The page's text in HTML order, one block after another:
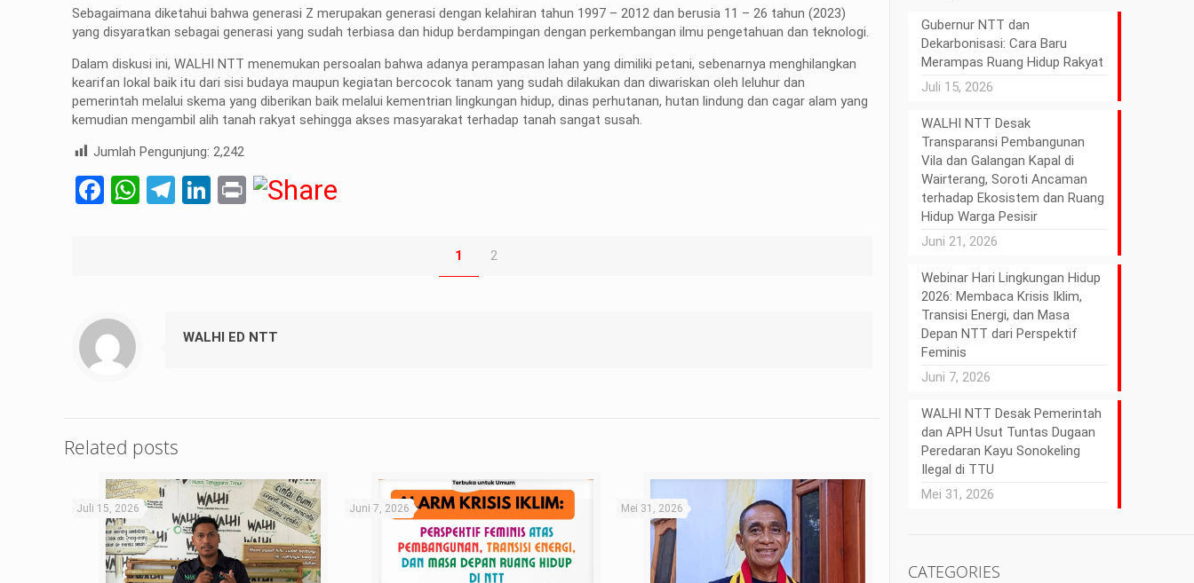
Sebagaimana diketahui bahwa generasi Z merupakan generasi dengan kelahiran tahun 1997 – 2012 dan berusia 11 – 26 tahun (2023)
yang disyaratkan sebagai generasi yang sudah terbiasa dan hidup berdampingan dengan perkembangan ilmu pengetahuan dan teknologi.
Dalam diskusi ini, WALHI NTT menemukan persoalan bahwa adanya perampasan lahan yang dimiliki petani, sebenarnya menghilangkan
kearifan lokal baik itu dari sisi budaya maupun kegiatan bercocok tanam yang sudah dilakukan dan diwariskan oleh leluhur dan
pemerintah melalui skema yang diberikan baik melalui kementrian lingkungan hidup, dinas perhutanan, hutan lindung dan cagar alam yang
kemudian mengambil alih tanah rakyat sehingga akses masyarakat terhadap tanah sangat susah.
Jumlah Pengunjung: 2,242
Facebook
WhatsApp
Telegram
LinkedIn
Print
1 2
WALHI ED NTT
Related posts
Juli 15, 2026 Juni 7, 2026 Mei 31, 2026
Gubernur NTT dan
Dekarbonisasi: Cara Baru
Merampas Ruang Hidup Rakyat
Juli 15, 2026
WALHI NTT Desak
Transparansi Pembangunan
Vila dan Galangan Kapal di
Wairterang, Soroti Ancaman
terhadap Ekosistem dan Ruang
Hidup Warga Pesisir
Juni 21, 2026
Webinar Hari Lingkungan Hidup
2026: Membaca Krisis Iklim,
Transisi Energi, dan Masa
Depan NTT dari Perspektif
Feminis
Juni 7, 2026
WALHI NTT Desak Pemerintah
dan APH Usut Tuntas Dugaan
Peredaran Kayu Sonokeling
Ilegal di TTU
Mei 31, 2026
CATEGORIES